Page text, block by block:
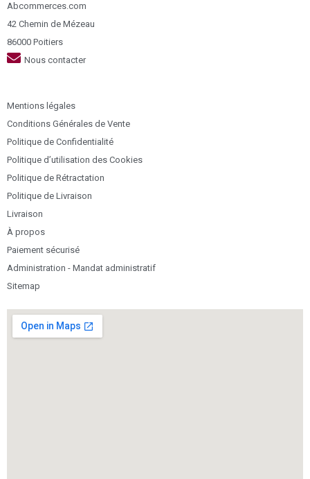
Abcommerces.com
42 Chemin de Mézeau
86000 Poitiers
Nous contacter
Mentions légales
Conditions Générales de Vente
Politique de Confidentialité
Politique d’utilisation des Cookies
Politique de Rétractation
Politique de Livraison
Livraison
À propos
Paiement sécurisé
Administration - Mandat administratif
Sitemap